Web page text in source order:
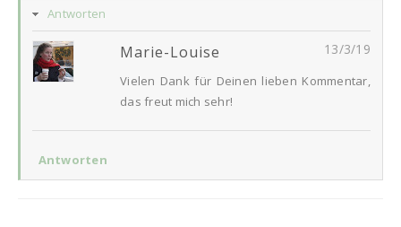
Antworten
Marie-Louise 13/3/19
Vielen Dank für Deinen lieben Kommentar,
das freut mich sehr!
Antworten